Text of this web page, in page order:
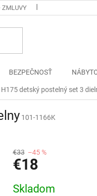
ZMLUVY
BEZPEČNOSŤ
H175 detský postelný set 3
101-1166K
€33 –45 %
€18
cena:
Skladom